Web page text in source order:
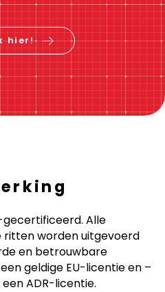
hier!
Alle
ritten worden uitgevoerd
en betrouwbare
geldige EU-licentie en –
ADR-licentie.